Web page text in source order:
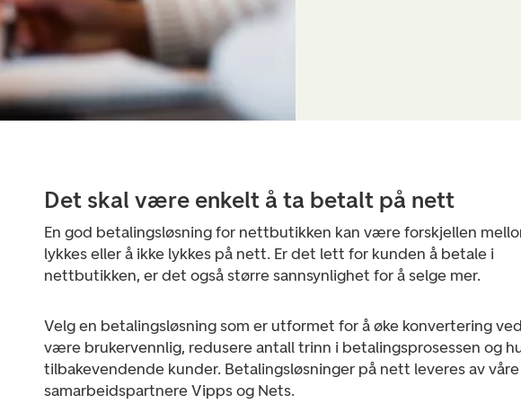
Det skal være enkelt å ta betalt på nett
En god betalingsløsning for nettbutikken kan være forskjellen
lykkes eller å ikke lykkes på nett. Er det lett for kunden å betale i
nettbutikken, er det også større sannsynlighet for å selge mer.
Velg en betalingsløsning som er utformet for å øke konvertering
være brukervennlig, redusere antall trinn i betalingsprosessen og
tilbakevendende kunder. Betalingsløsninger på nett leveres av våre
samarbeidspartnere Vipps og Nets.